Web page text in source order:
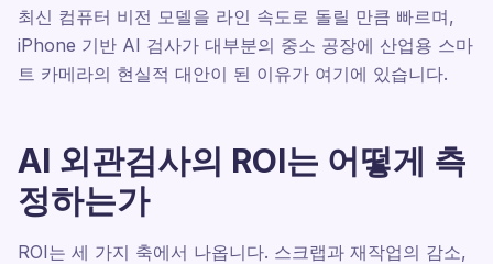
최신 컴퓨터 비전 모델을 라인 속도로 돌릴 만큼 빠르며,
iPhone 기반 AI 검사가 대부분의 중소 공장에 산업용 스마
트 카메라의 현실적 대안이 된 이유가 여기에 있습니다.
AI 외관검사의 ROI는 어떻게 측
정하는가
ROI는 세 가지 축에서 나옵니다. 스크랩과 재작업의 감소,